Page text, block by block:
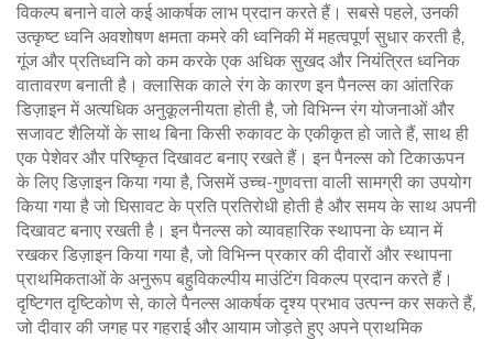
विकल्प बनाने वाले कई आकर्षक लाभ प्रदान करते हैं। सबसे पहले, उनकी
उत्कृष्ट ध्वनि अवशोषण क्षमता कमरे की ध्वनिकी में महत्वपूर्ण सुधार करती है,
गूंज और प्रतिध्वनि को कम करके एक अधिक सुखद और नियंत्रित ध्वनिक
वातावरण बनाती है। क्लासिक काले रंग के कारण इन पैनल्स का आंतरिक
डिज़ाइन में अत्यधिक अनुकूलनीयता होती है, जो विभिन्न रंग योजनाओं और
सजावट शैलियों के साथ बिना किसी रुकावट के एकीकृत हो जाते हैं, साथ ही
एक पेशेवर और परिष्कृत दिखावट बनाए रखते हैं। इन पैनल्स को टिकाऊपन
के लिए डिज़ाइन किया गया है, जिसमें उच्च-गुणवत्ता वाली सामग्री का उपयोग
किया गया है जो घिसावट के प्रति प्रतिरोधी होती है और समय के साथ अपनी
दिखावट बनाए रखती है। इन पैनल्स को व्यावहारिक स्थापना के ध्यान में
रखकर डिज़ाइन किया गया है, जो विभिन्न प्रकार की दीवारों और स्थापना
प्राथमिकताओं के अनुरूप बहुविकल्पीय माउंटिंग विकल्प प्रदान करते हैं।
दृष्टिगत दृष्टिकोण से, काले पैनल्स आकर्षक दृश्य प्रभाव उत्पन्न कर सकते हैं,
जो दीवार की जगह पर गहराई और आयाम जोड़ते हुए अपने प्राथमिक